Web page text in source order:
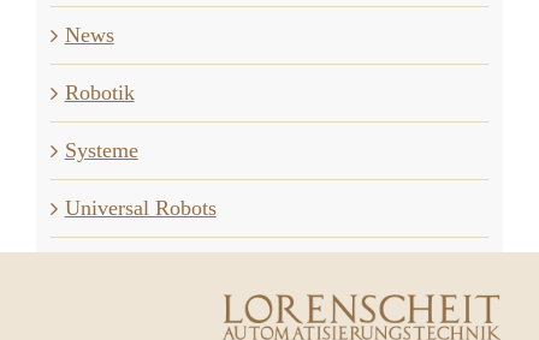
News
Robotik
Systeme
Universal Robots